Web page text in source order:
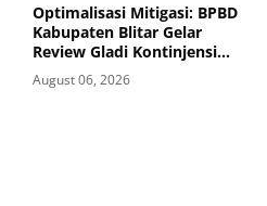
Optimalisasi Mitigasi: BPBD
Kabupaten Blitar Gelar
Review Gladi Kontinjensi
Erupsi Gunung Kelud
August 06, 2026